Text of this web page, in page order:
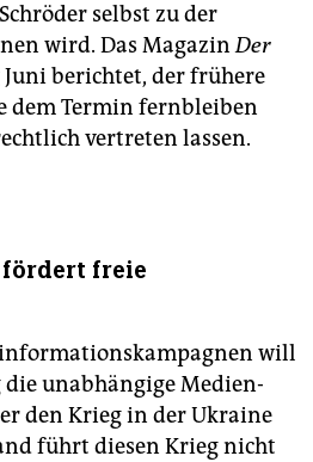
selbst zu der
wird. Das MagazinDer
berichtet, der frühere
dem Termin fernbleiben
vertreten lassen.
freie
will
unabhängige Medien-
den Krieg in der Ukraine
führt diesen Krieg nicht